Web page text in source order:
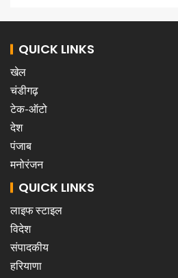
QUICK LINKS
खेल
चंडीगढ़
टेक-ऑटो
देश
पंजाब
मनोरंजन
QUICK LINKS
लाइफ स्टाइल
विदेश
संपादकीय
हरियाणा